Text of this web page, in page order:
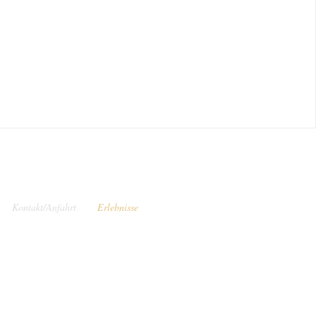
Kontakt/Anfahrt Erlebnisse